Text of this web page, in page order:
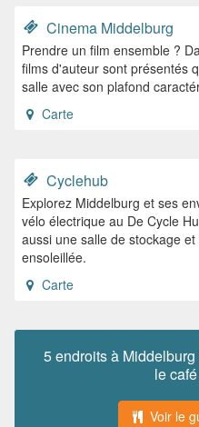
Cinema Middelburg
Prendre un film ensemble ?
films d'auteur sont présentés
salle avec son plafond
Carte
Cyclehub
Explorez Middelburg et ses
vélo électrique au De Cycle
aussi une salle de stockage
ensoleillée.
Carte
5 endroits à
le
Voir le